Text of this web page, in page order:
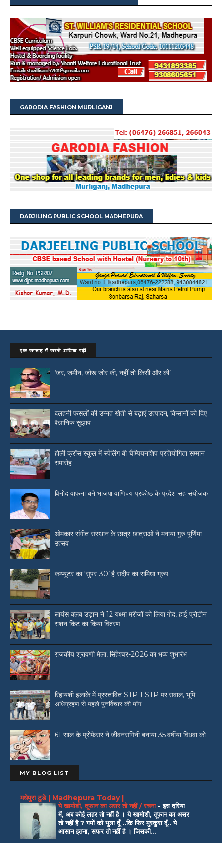
GARODIA FASHION MURLIGANJ
DARJILING PUBLIC SCHOOL MADHEPURA
एक सप्ताह में सबसे अधिक पढ़ी
‘जर, जमीन, जोरू जोर की, नहीं तो किसी और की’
दलहनी फसलों की उन्नत खेती से बढ़ाएं उत्पादन, किसानों को दिए
वैज्ञानिक सुझाव
होली क्रॉस स्कूल में स्पेलिंग बी चैम्पियनशिप प्रतियोगिता सम्मान
समारोह
विनोद वाफना बने भाजपा वाणिज्य प्रकोष्ठ के प्रदेश सह संयोजक
ओमकार संगीत संस्थान के छात्र-छात्राओं ने मनाया गुरु पूर्णिमा
उत्सव
कम्प्यूटर का ‘सुपर-30’ है संदीप का समिधा ग्रुप
लायंस क्लब उड़ान ने 12 यक्ष्मा मरीजों को लिया गोद, हाई प्रोटीन
राशन किट का किया वितरण
राजकीय श्रावणी मेला, सिंहेश्वर-2026 का भव्य शुभारंभ
रिहायशी इलाके में प्रस्तावित STP-FSTP पर सवाल, भूमि
अधिग्रहण से पहले पुनर्विचार की मांग
61 साल के प्रोफ़ेसर ने जीवनसंगिनी बनाया 35 वर्षीया विधवा को
MY BLOG LIST
मधेपुरा टुडे | Madhepura Today |
ये खामोशी, तूफान का असर तो नहीं / रचना -इस दरिया
में, अब कोई लहर तो नहीं है । ये खामोशी, तूफान का असर
तो नहीं है ? गमों को भुला दूँ ..कि फिर मुस्कुरा दूँ.. ये
आसान इतना, सफर तो नहीं है । जिसकी...